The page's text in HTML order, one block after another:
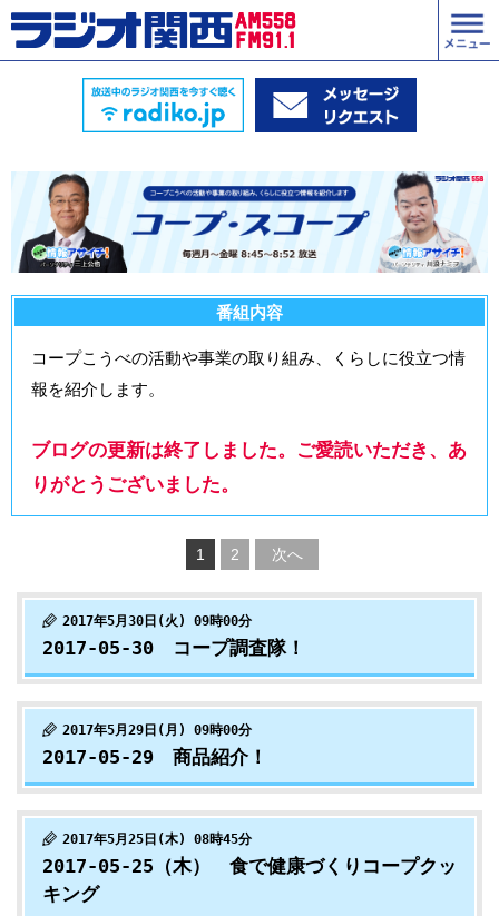
番組内容
コープこうべの活動や事業の取り組み、くらしに役立つ情
報を紹介します。
ブログの更新は終了しました。ご愛読いただき、あ
りがとうございました。
1 2 次へ
2017年5月30日(火) 09時00分
2017-05-30 コープ調査隊！
2017年5月29日(月) 09時00分
2017-05-29 商品紹介！
2017年5月25日(木) 08時45分
2017-05-25（木） 食で健康づくりコープクッ
キング